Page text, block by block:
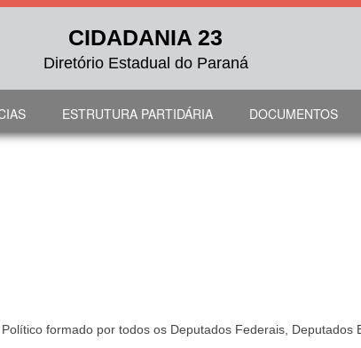
CIDADANIA 23
Diretório Estadual do Paraná
ESTRUTURA PARTIDÁRIA DOCUMENTOS
formado por todos os Deputados Federais, Deputados